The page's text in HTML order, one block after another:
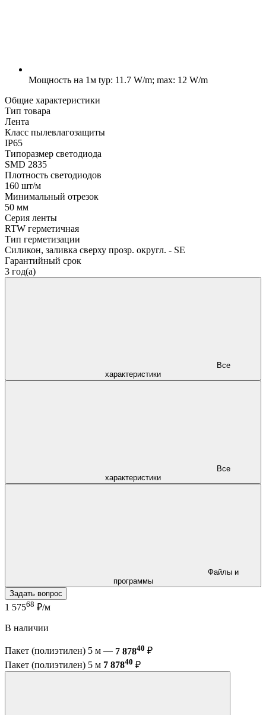
Мощность на 1м typ: 11.7 W/m; max: 12 W/m
Общие характеристики
Тип товара
Лента
Класс пылевлагозащиты
IP65
Типоразмер светодиода
SMD 2835
Плотность светодиодов
160 шт/м
Минимальный отрезок
50 мм
Серия ленты
RTW герметичная
Тип герметизации
Силикон, заливка сверху прозр. округл. - SE
Гарантийный срок
3 год(а)
характеристики
характеристики
программы
Задать вопрос
1 57568 ₽/м
В наличии
Пакет (полиэтилен) 5 м — 7 87840 ₽
Пакет (полиэтилен) 5 м 7 87840 ₽